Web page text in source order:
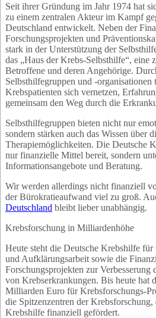
Seit ihrer Gründung im Jahr 1974 hat
zu einem zentralen Akteur im Kampf
Deutschland entwickelt. Neben der
Forschungsprojekten und
stark in der Unterstützung der
das „Haus der Krebs-Selbsthilfe“, eine
Betroffene und deren Angehörige.
Selbsthilfegruppen und -organisationen
Krebspatienten sich vernetzen,
gemeinsam den Weg durch die
Selbsthilfegruppen bieten nicht nur
sondern stärken auch das Wissen über
Therapiemöglichkeiten. Die Deutsche
nur finanzielle Mittel bereit, sondern
Informationsangebote und Beratung.
Wir werden allerdings nicht finanziell
der Bürokratieaufwand viel zu groß.
Deutschland bleibt lieber unabhängig.
Krebsforschung in Milliardenhöhe
Heute steht die Deutsche Krebshilfe für
und Aufklärungsarbeit sowie die
Forschungsprojekten zur
von Krebserkrankungen. Bis heute hat
Milliarden Euro für Krebsforschungs-
die Spitzenzentren der
Krebshilfe finanziell gefördert.